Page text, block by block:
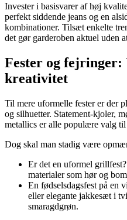
Invester i basisvarer af høj
perfekt siddende jeans og en
kombinationer. Tilsæt enkelte
det gør garderoben aktuel uden
Fester og
kreativitet
Til mere uformelle fester er der
og silhuetter. Statement-kjoler,
metallics er alle populære valg
Dog skal man stadig være
Er det en uformel
materialer som hør og
En fødselsdagsfest på en
eller elegante jakkesæt i
smaragdgrøn.